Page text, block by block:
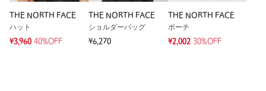
THE NORTH FACE
ハット
¥3,960 40%OFF
THE NORTH FACE
ショルダーバッグ
¥6,270
THE NORTH FACE
ポーチ
¥2,002 30%OFF